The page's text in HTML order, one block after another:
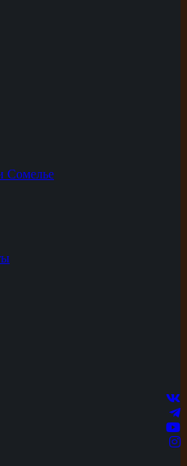
Сомелье